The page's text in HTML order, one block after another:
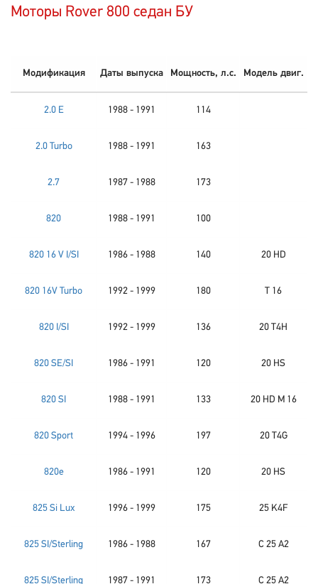
Моторы Rover 800 седан БУ
Модификация Даты выпуска Мощность, л.с. Модель двиг.
2.0 E 1988 - 1991 114
2.0 Turbo 1988 - 1991 163
2.7 1987 - 1988 173
820 1988 - 1991 100
820 16 V I/SI 1986 - 1988 140 20 HD
820 16V Turbo 1992 - 1999 180 T 16
820 I/SI 1992 - 1999 136 20 T4H
820 SE/SI 1986 - 1991 120 20 HS
820 SI 1988 - 1991 133 20 HD M 16
820 Sport 1994 - 1996 197 20 T4G
820e 1986 - 1991 120 20 HS
825 Si Lux 1996 - 1999 175 25 K4F
825 SI/Sterling 1986 - 1988 167 C 25 A2
825 SI/Sterling 1987 - 1991 173 C 25 A2